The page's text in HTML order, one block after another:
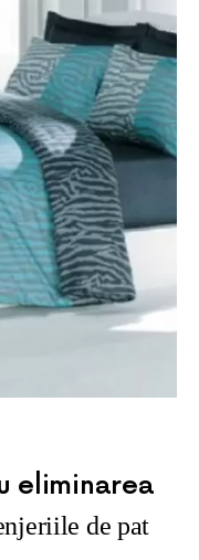
eliminarea
de pat